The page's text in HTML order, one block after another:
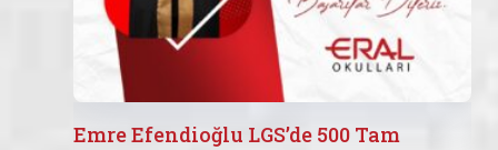
Emre Efendioğlu LGS’de 500 Tam